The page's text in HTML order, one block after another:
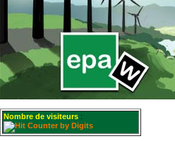
Nombre de visiteurs :